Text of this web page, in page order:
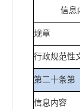
信息
规章
行政规范性
第二十条第
信息内容